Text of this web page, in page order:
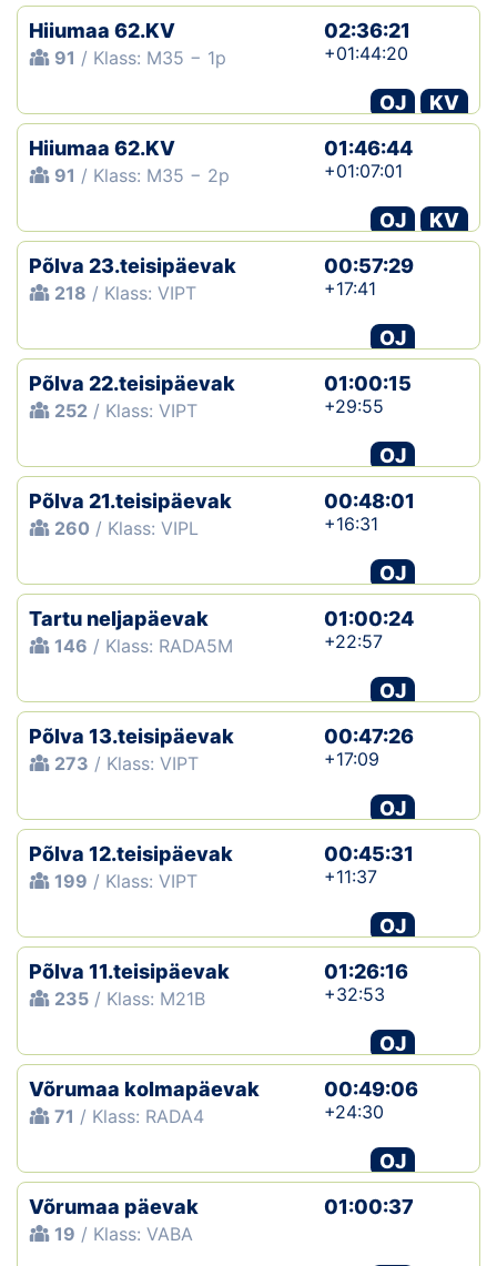
Hiiumaa 62.KV
91 / Klass: M35 − 1p
02:36:21
+01:44:20
OJ
KV
Hiiumaa 62.KV
91 / Klass: M35 − 2p
01:46:44
+01:07:01
OJ
KV
Põlva 23.teisipäevak
218 / Klass: VIPT
00:57:29
+17:41
OJ
Põlva 22.teisipäevak
252 / Klass: VIPT
01:00:15
+29:55
OJ
Põlva 21.teisipäevak
260 / Klass: VIPL
00:48:01
+16:31
OJ
Tartu neljapäevak
146 / Klass: RADA5M
01:00:24
+22:57
OJ
Põlva 13.teisipäevak
273 / Klass: VIPT
00:47:26
+17:09
OJ
Põlva 12.teisipäevak
199 / Klass: VIPT
00:45:31
+11:37
OJ
Põlva 11.teisipäevak
235 / Klass: M21B
01:26:16
+32:53
OJ
Võrumaa kolmapäevak
71 / Klass: RADA4
00:49:06
+24:30
OJ
Võrumaa päevak
19 / Klass: VABA
01:00:37